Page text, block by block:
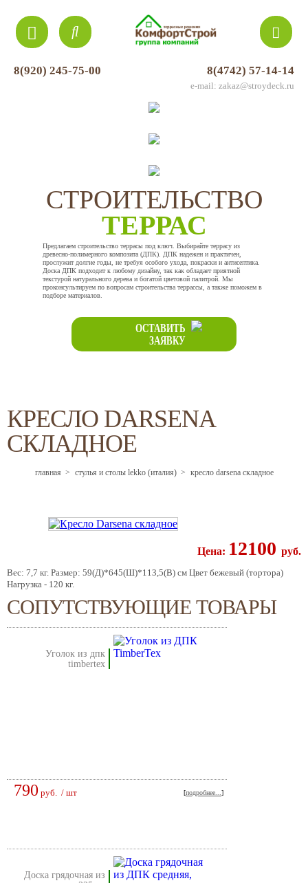
8(920) 245-75-00 8(4742) 57-14-14
e-mail: zakaz@stroydeck.ru
СТРОИТЕЛЬСТВО
ТЕРРАС
Предлагаем строительство террасы под ключ. Выбирайте террасу из
древесно-полимерного композита (ДПК). ДПК надежен и практичен,
прослужит долгие годы, не требуя особого ухода, покраски и антисептика.
Доска ДПК подходит к любому дизайну, так как обладает приятной
текстурой натурального дерева и богатой цветовой палитрой. Мы
проконсультируем по вопросам строительства террассы, а также поможем в
подборе материалов.
ОСТАВИТЬ
ЗАЯВКУ
КРЕСЛО DARSENA
СКЛАДНОЕ
главная > стулья и столы lekko (италия) > кресло darsena складное
Цена: 12100 pуб.
Вес: 7,7 кг. Размер: 59(Д)*645(Ш)*113,5(В) см Цвет бежевый (тортора)
Нагрузка - 120 кг.
СОПУТСТВУЮЩИЕ ТОВАРЫ
уголок из дпк
timbertex
790 руб. / шт [подробнее... ]
доска грядочная из